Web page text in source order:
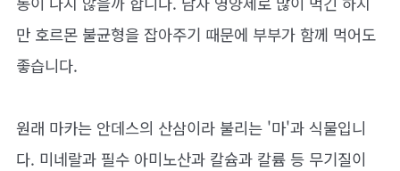
만 호르몬 불균형을 잡아주기 때문에 부부가 함께 먹어도
좋습니다.
원래 마카는 안데스의 산삼이라 불리는 '마'과 식물입니
다. 미네랄과 필수 아미노산과 칼슘과 칼륨 등 무기질이